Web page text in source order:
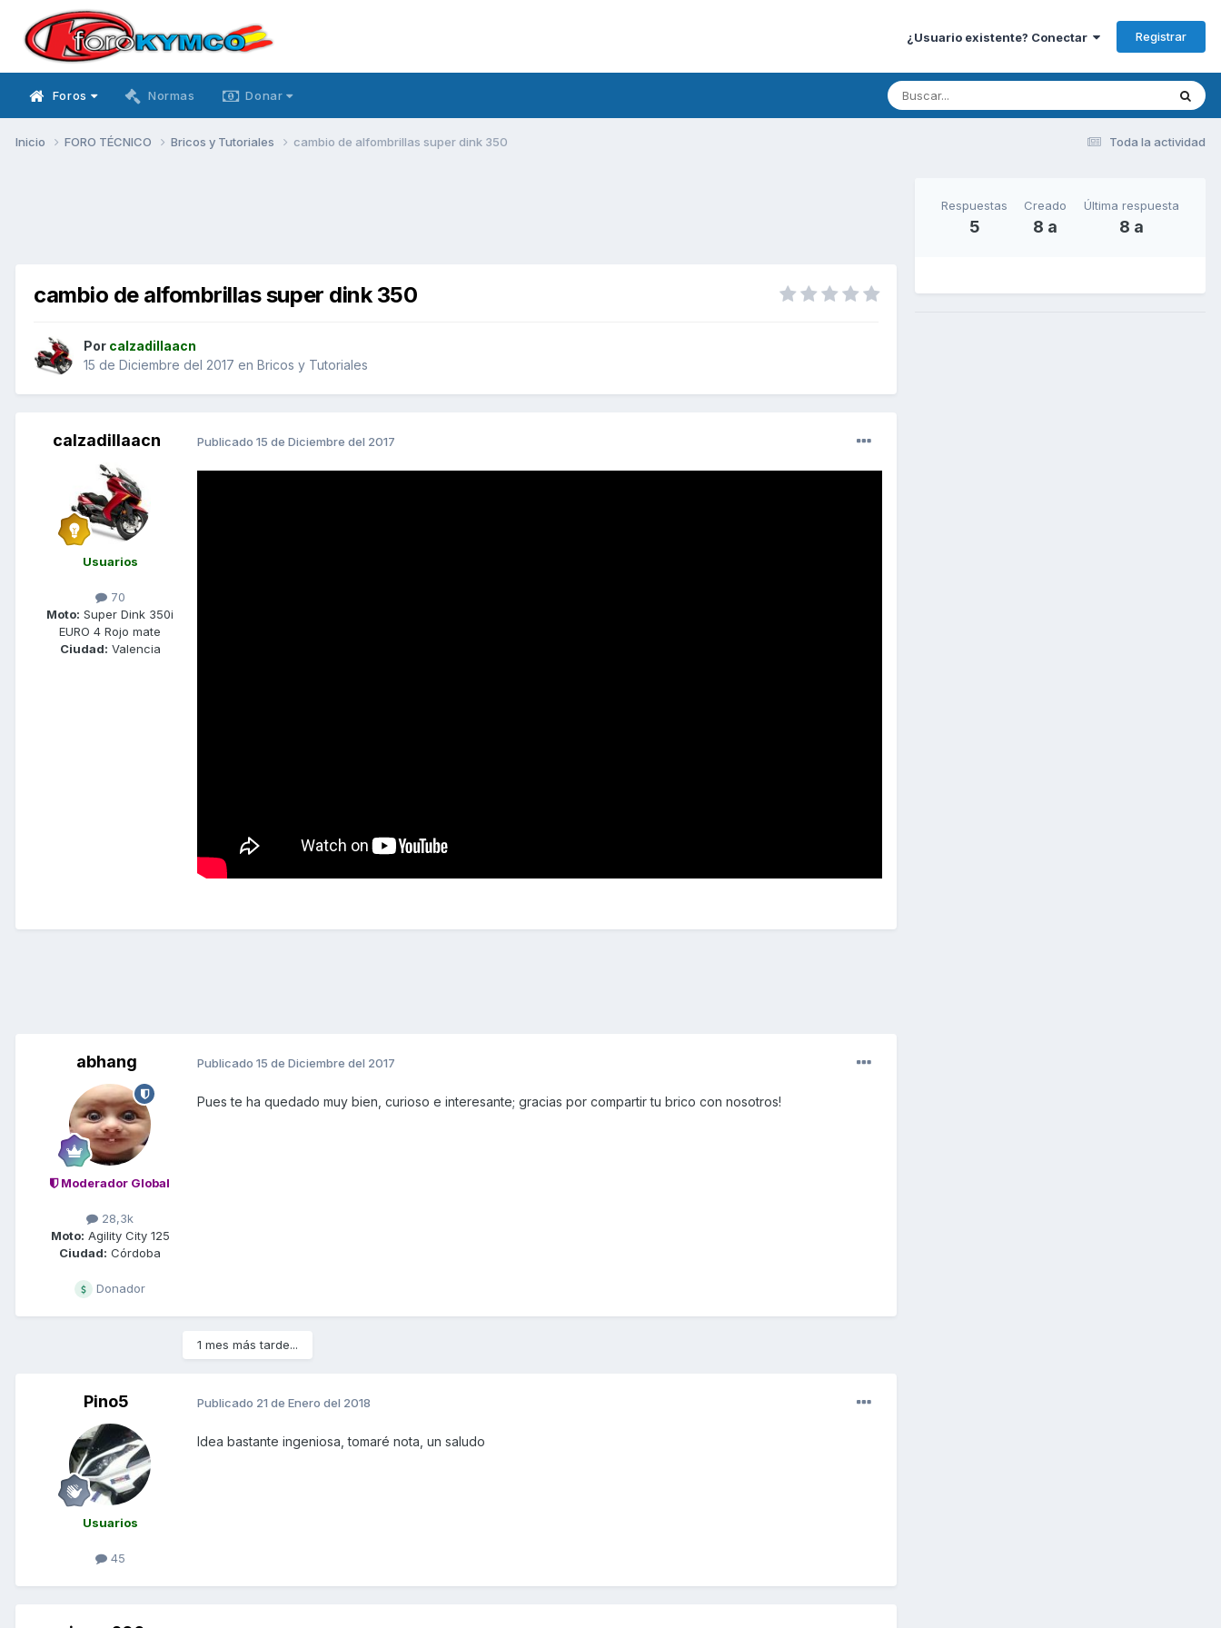
¿Usuario existente? Conectar Registrar
Foros Normas Donar
Toda la actividad
Inicio FORO TÉCNICO Bricos y Tutoriales cambio de alfombrillas super dink 350
cambio de alfombrillas super dink 350
Por calzadillaacn
15 de Diciembre del 2017 en Bricos y Tutoriales
calzadillaacn
Usuarios
70
Moto: Super Dink 350i
EURO 4 Rojo mate
Ciudad: Valencia
Publicado 15 de Diciembre del 2017
abhang
Moderador Global
28,3k
Moto: Agility City 125
Ciudad: Córdoba
Donador
Publicado 15 de Diciembre del 2017
Pues te ha quedado muy bien, curioso e interesante; gracias por compartir tu brico con nosotros!
1 mes más tarde...
Pino5
Usuarios
45
Publicado 21 de Enero del 2018
Idea bastante ingeniosa, tomaré nota, un saludo
Respuestas
5
Creado
8 a
Última respuesta
8 a